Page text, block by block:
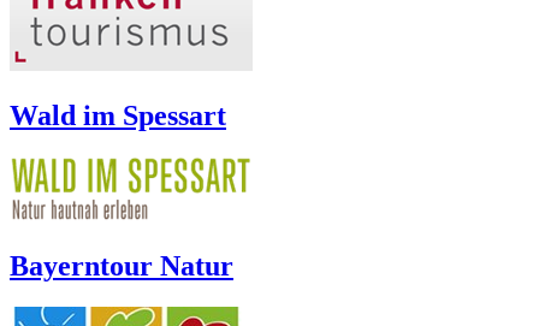
Wald im Spessart
Bayerntour Natur